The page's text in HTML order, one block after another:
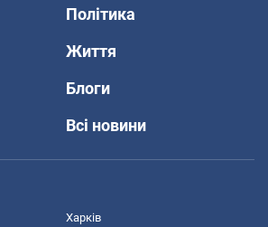
Політика
Життя
Блоги
Всі новини
Харків